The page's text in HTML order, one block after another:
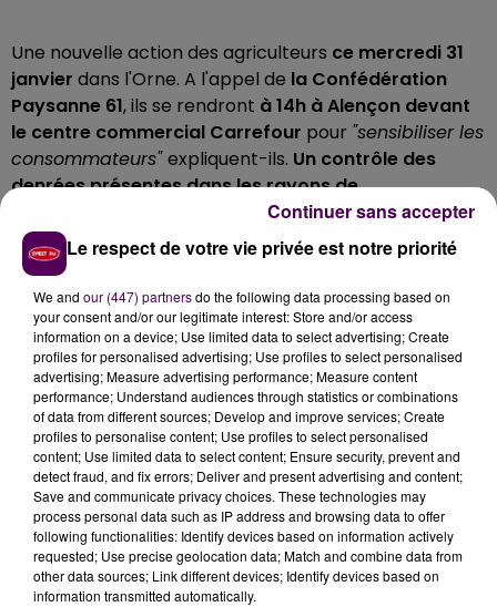
Une nouvelle action des agriculteurs ce mercredi 31
janvier dans l'Orne. A l'appel de la Confédération
Paysanne 61, ils se rendront à 14h à Alençon devant
le centre commercial Carrefour pour "sensibiliser les
consommateurs"expliquent-ils. Un contrôle des
denrées présentes dans les rayons de
n’est pas à exclure. Les représentants
syndicaux espèrent pouvoir également rencontrer le
directeur.
À LA UNE
31 juillet 2026
Le respect de votre vie privée est notre priorité
We and our (447) partnersdo the following data processing based on
your consent and/or our legitimate interest: Store and/or access
information on a device; Use limited data to select advertising; Create
profiles for personalised advertising; Use profiles to select personalised
advertising; Measure advertising performance; Measure content
performance; Understand audiences through statistics or combinations
of data from different sources; Develop and improve services; Create
profiles to personalise content; Use profiles to select personalised
content; Use limited data to select content; Ensure security, prevent and
detect fraud, and fix errors; Deliver and present advertising and content;
Save and communicate privacy choices. These technologies may
process personal data such as IP address and browsing data to offer
following functionalities: Identify devices based on information actively
requested; Use precise geolocation data; Match and combine data from
other data sources; Link different devices; Identify devices based on
information transmitted automatically.
Continuer sans accepter